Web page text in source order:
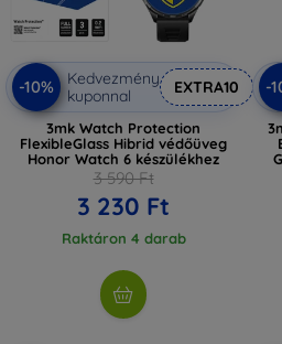
-10%
Kedvezmény
kuponnal
EXTRA10
3mk Watch Protection
FlexibleGlass Hibrid védőüveg
Honor Watch 6 készülékhez
3 590 Ft
3 230 Ft
Raktáron 4 darab
-